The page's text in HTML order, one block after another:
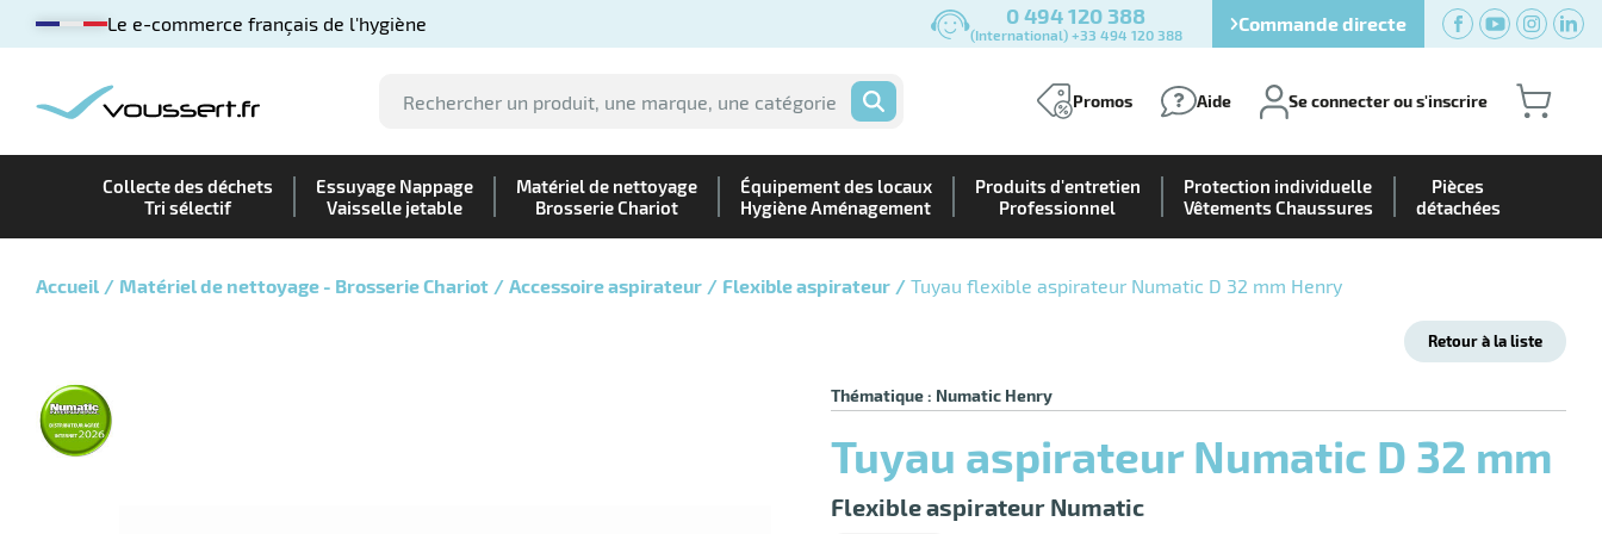
Le e-commerce français de l'hygiène 0 494 120 388
(International) +33 494 120 388 Commande directe
OK Promos Aide Se connecter ou s'inscrire
Collecte des déchets
Tri sélectif
Essuyage Nappage
Vaisselle jetable
Matériel de nettoyage
Brosserie Chariot
Équipement des locaux
Hygiène Aménagement
Produits d'entretien
Professionnel
Protection individuelle
Vêtements Chaussures
Pièces
détachées
Accueil Matériel de nettoyage - Brosserie Chariot Accessoire aspirateur Flexible aspirateur Tuyau flexible aspirateur Numatic D 32 mm Henry
Retour à la liste
Thématique : Numatic Henry
Tuyau aspirateur Numatic D 32 mm
Flexible aspirateur Numatic